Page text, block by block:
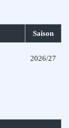
Saison
2026/27